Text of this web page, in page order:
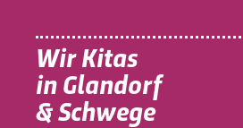
Wir Kitas
in Glandorf
& Schwege